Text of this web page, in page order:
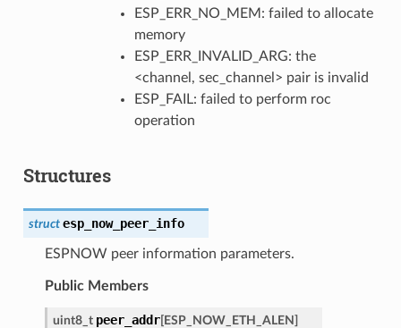
ESP_ERR_NO_MEM: failed to allocate
memory
ESP_ERR_INVALID_ARG: the
<channel, sec_channel> pair is invalid
ESP_FAIL: failed to perform roc
operation
Structures
struct esp_now_peer_info
ESPNOW peer information parameters.
Public Members
uint8_t peer_addr[ESP_NOW_ETH_ALEN ]